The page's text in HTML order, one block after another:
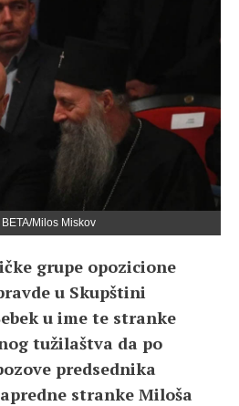
BETA/Milos Miskov
grupe opozicione
u Skupštini
u ime te stranke
tužilaštva da po
predsednika
stranke Miloša